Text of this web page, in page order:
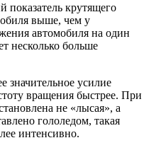
показатель крутящего
выше, чем у
автомобиля на один
несколько больше
значительное усилие
вращения быстрее. При
не «лысая», а
гололедом, такая
интенсивно.